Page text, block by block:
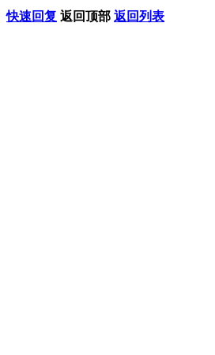
快速回复 返回顶部 返回列表